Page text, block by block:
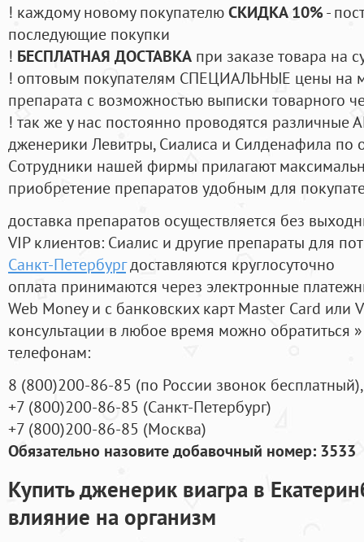
! каждому новому покупателюСКИДКА 10%-
последующие покупки
! БЕСПЛАТНАЯ ДОСТАВКА при заказе товара на
! оптовым покупателям СПЕЦИАЛЬНЫЕ цены на
препарата с возможностью выписки товарного
! так же у нас постоянно проводятся
дженерики Левитры, Сиалиса и Силденафила по
Cотрудники нашей фирмы прилагают
приобретение препаратов удобным для
доставка препаратов осуществляется без
VIP клиентов: Сиалис и другие препараты для
Санкт-Петербургдоставляются круглосуточно
оплата принимаются через электронные
Web Money и с банковских карт Master Card или
консультации в любое время можно обратиться
телефонам:
8 (800)200-86-85 (по России звонок бесплатный),
+7 (800)200-86-85 (Санкт-Петербург)
+7 (800)200-86-85 (Москва)
Обязательно назовите добавочный номер: 3533
Купить дженерик виагра в
влияние на организм